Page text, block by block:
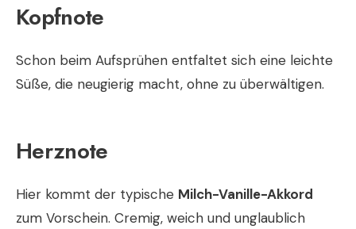
Kopfnote
Schon beim Aufsprühen entfaltet sich eine leichte
Süße, die neugierig macht, ohne zu überwältigen.
Herznote
Hier kommt der typische Milch-Vanille-Akkord
zum Vorschein. Cremig, weich und unglaublich